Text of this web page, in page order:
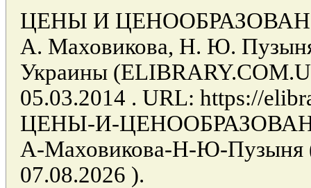
ЦЕНЫ И
А. Маховикова, Н. Ю.
Украины
05.03.2014 . URL: https://
ЦЕНЫ-И-
А-Маховикова-Н-Ю-Пузыня
07.08.2026 ).